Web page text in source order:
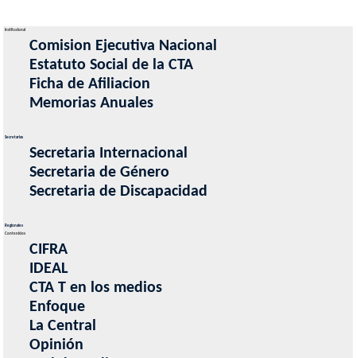
Institucional
Comision Ejecutiva Nacional
Estatuto Social de la CTA
Ficha de Afiliacion
Memorias Anuales
Secretarias
Secretaria Internacional
Secretaria de Género
Secretaria de Discapacidad
Regionales
Contenidos
CIFRA
IDEAL
CTA T en los medios
Enfoque
La Central
Opinión